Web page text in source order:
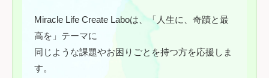
Miracle Life Create Laboは、「人生に、奇蹟と最
高を」テーマに
同じような課題やお困りごとを持つ方を応援しま
す。